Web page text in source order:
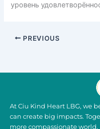
уровень
PREVIOUS
At Ciu Kind Heart LBG, we
can create big impacts.
more compassionate world.